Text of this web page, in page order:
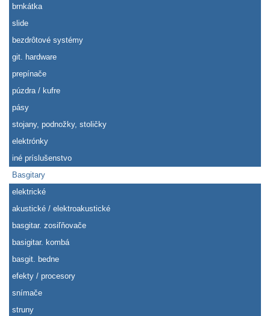
brnkátka
slide
bezdrôtové systémy
git. hardware
prepínače
púzdra / kufre
pásy
stojany, podnožky, stoličky
elektrónky
iné príslušenstvo
Basgitary
elektrické
akustické / elektroakustické
basgitar. zosiľňovače
basigitar. kombá
basgit. bedne
efekty / procesory
snímače
struny